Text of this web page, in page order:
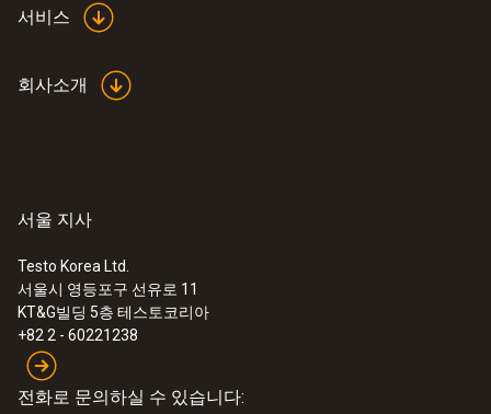
:0560 1063
testo 106 - 식품 검수용 중심 온도계
서비스
회사소개
서울 지사
Testo Korea Ltd.
서울시 영등포구 선유로 11
KT&G빌딩 5층 테스토코리아
+82 2 - 60221238
전화로 문의하실 수 있습니다: